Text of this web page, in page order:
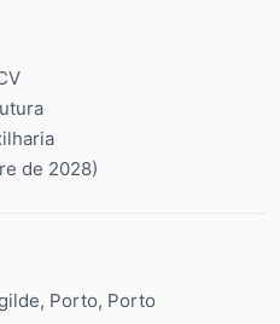
de 2028)
Porto, Porto